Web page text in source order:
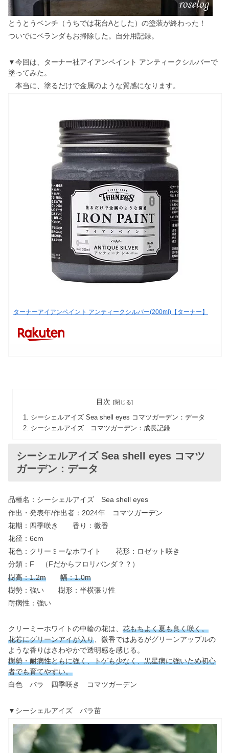
とうとうベンチ（うちでは花台Aとした）の塗装が終わった！
ついでにベランダもお掃除した。自分用記録。
▼今回は、ターナー社アイアンペイント アンティークシルバーで
塗ってみた。
本当に、塗るだけで金属のような質感になります。
ターナーアイアンペイント アンティークシルバー(200ml)【ターナー】
目次
シーシェルアイズ Sea shell eyes コマツガーデン：データ
シーシェルアイズ コマツガーデン：成長記録
シーシェルアイズ Sea shell eyes コマツ
ガーデン：データ
品種名：シーシェルアイズ Sea shell eyes
作出・発表年/作出者：2024年 コマツガーデン
花期：四季咲き 香り：微香
花径：6cm
花色：クリーミーなホワイト 花形：ロゼット咲き
分類：F （Fだからフロリバンダ？？）
樹高：1.2m
幅：1.0m
樹勢：強い 樹形：半横張り性
耐病性：強い
クリーミーホワイトの中輪の花は、 花もちよく夏も良く咲く。
花芯にグリーンアイが入り、微香ではあるがグリーンアップルの
ような香りはさわやかで透明感を感じる。
樹勢・耐病性ともに強く、トゲも少なく、黒星病に強いため初心
者でも育てやすい。
白色 バラ 四季咲き コマツガーデン
▼シーシェルアイズ バラ苗